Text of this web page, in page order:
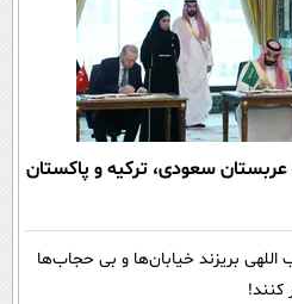
سعودی، ترکیه و پاکستان
۵۰ هزار حزب اللهی بریزند خیابان‌ها و بی حجاب‌ها
کنند!